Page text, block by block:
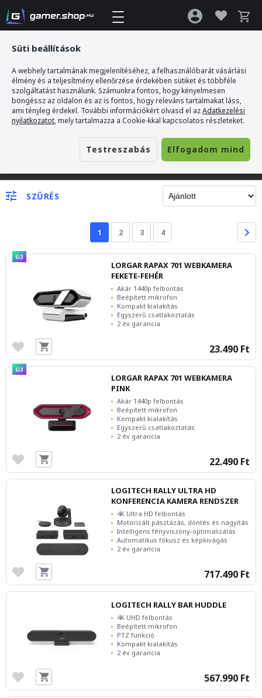
PC Gaming>Webkamera
SZŰRÉS
1 2 3 4
LORGAR RAPAX 701 WEBKAMERA
FEKETE-FEHÉR
Akár 1440p felbontás
Beépített mikrofon
Kompakt kialakítás
Egyszerű csatlakoztatás
2 év garancia
23.490 Ft
LORGAR RAPAX 701 WEBKAMERA
PINK
Akár 1440p felbontás
Beépített mikrofon
Kompakt kialakítás
Egyszerű csatlakoztatás
2 év garancia
22.490 Ft
LOGITECH RALLY ULTRA HD
KONFERENCIA KAMERA RENDSZER
4K Ultra HD felbontás
Motorizált pásztázás, döntés és nagyítás
Intelligens fényviszony-optimalizálás
Automatikus fókusz és képkivágás
2 év garancia
717.490 Ft
LOGITECH RALLY BAR HUDDLE
4K UHD felbontás
Beépített mikrofon
PTZ funkció
Kompakt kialakítás
2 év garancia
567.990 Ft
Süti beállítások
A webhely tartalmának megjelenítéséhez, a felhasználóbarát vásárlási
élmény és a teljesítmény ellenőrzése érdekében sütiket és többféle
szolgáltatást használunk. Számunkra fontos, hogy kényelmesen
böngéssz az oldalon és az is fontos, hogy releváns tartalmakat láss,
ami tényleg érdekel. További információkért olvasd el azAdatkezelési
nyilatkozatot, mely tartalmazza a Cookie-kkal kapcsolatos részleteket.
Testreszabás Elfogadom mind